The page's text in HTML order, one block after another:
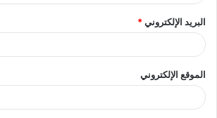
البريد الإلكتروني*
الموقع الإلكتروني